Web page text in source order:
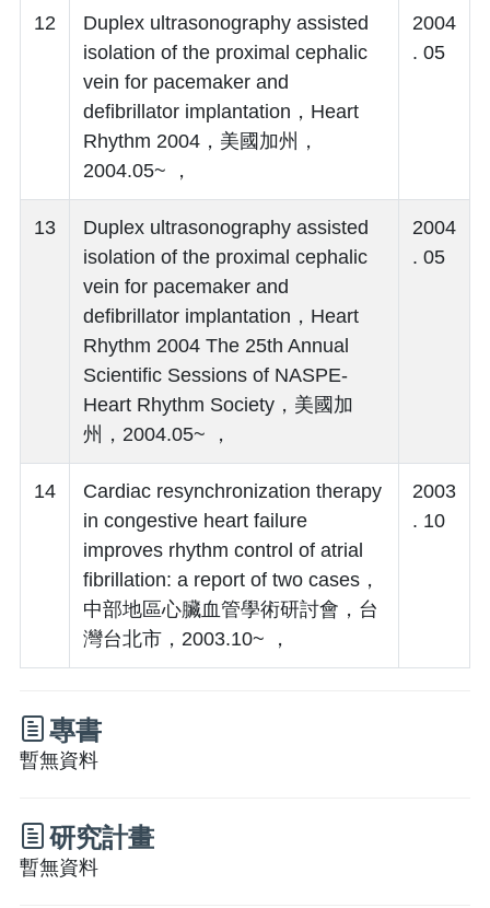
12
Duplex ultrasonography assisted
isolation of the proximal cephalic
vein for pacemaker and
defibrillator implantation，Heart
Rhythm 2004，美國加州，
2004.05~ ，
2004
. 05
13
Duplex ultrasonography assisted
isolation of the proximal cephalic
vein for pacemaker and
defibrillator implantation，Heart
Rhythm 2004 The 25th Annual
Scientific Sessions of NASPE-
Heart Rhythm Society，美國加
州，2004.05~ ，
2004
. 05
14
Cardiac resynchronization therapy
in congestive heart failure
improves rhythm control of atrial
fibrillation: a report of two cases，
中部地區心臟血管學術研討會，台
灣台北市，2003.10~ ，
2003
. 10
專書
暫無資料
研究計畫
暫無資料